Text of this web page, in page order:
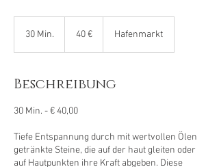
30 Min.
n
40 € Hafenmarkt
Beschreibung
30 Min. - € 40,00
Tiefe Entspannung durch mit wertvollen Ölen
getränkte Steine, die auf der haut gleiten oder
auf Hautpunkten ihre Kraft abgeben. Diese